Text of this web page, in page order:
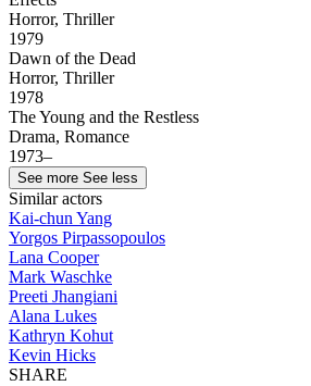
Horror, Thriller
1979
Dawn of the Dead
Horror, Thriller
1978
The Young and the Restless
Drama, Romance
1973–
See more See less
Similar actors
Kai-chun Yang
Yorgos Pirpassopoulos
Lana Cooper
Mark Waschke
Preeti Jhangiani
Alana Lukes
Kathryn Kohut
Kevin Hicks
SHARE